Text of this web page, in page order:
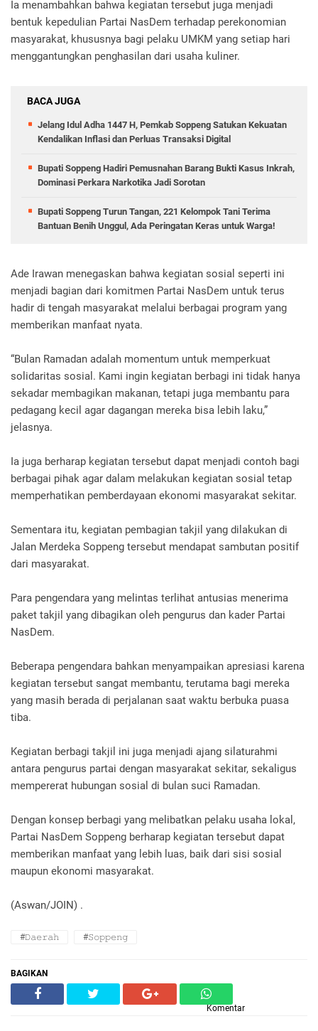
Ia menambahkan bahwa kegiatan tersebut juga menjadi
bentuk kepedulian Partai NasDem terhadap perekonomian
masyarakat, khususnya bagi pelaku UMKM yang setiap hari
menggantungkan penghasilan dari usaha kuliner.
BACA JUGA
Jelang Idul Adha 1447 H, Pemkab Soppeng Satukan Kekuatan
Kendalikan Inflasi dan Perluas Transaksi Digital
Bupati Soppeng Hadiri Pemusnahan Barang Bukti Kasus Inkrah,
Dominasi Perkara Narkotika Jadi Sorotan
Bupati Soppeng Turun Tangan, 221 Kelompok Tani Terima
Bantuan Benih Unggul, Ada Peringatan Keras untuk Warga!
Ade Irawan menegaskan bahwa kegiatan sosial seperti ini
menjadi bagian dari komitmen Partai NasDem untuk terus
hadir di tengah masyarakat melalui berbagai program yang
memberikan manfaat nyata.
“Bulan Ramadan adalah momentum untuk memperkuat
solidaritas sosial. Kami ingin kegiatan berbagi ini tidak hanya
sekadar membagikan makanan, tetapi juga membantu para
pedagang kecil agar dagangan mereka bisa lebih laku,”
jelasnya.
Ia juga berharap kegiatan tersebut dapat menjadi contoh bagi
berbagai pihak agar dalam melakukan kegiatan sosial tetap
memperhatikan pemberdayaan ekonomi masyarakat sekitar.
Sementara itu, kegiatan pembagian takjil yang dilakukan di
Jalan Merdeka Soppeng tersebut mendapat sambutan positif
dari masyarakat.
Para pengendara yang melintas terlihat antusias menerima
paket takjil yang dibagikan oleh pengurus dan kader Partai
NasDem.
Beberapa pengendara bahkan menyampaikan apresiasi karena
kegiatan tersebut sangat membantu, terutama bagi mereka
yang masih berada di perjalanan saat waktu berbuka puasa
tiba.
Kegiatan berbagi takjil ini juga menjadi ajang silaturahmi
antara pengurus partai dengan masyarakat sekitar, sekaligus
mempererat hubungan sosial di bulan suci Ramadan.
Dengan konsep berbagi yang melibatkan pelaku usaha lokal,
Partai NasDem Soppeng berharap kegiatan tersebut dapat
memberikan manfaat yang lebih luas, baik dari sisi sosial
maupun ekonomi masyarakat.
(Aswan/JOIN) .
#𝙳𝚊𝚎𝚛𝚊𝚑 #𝚂𝚘𝚙𝚙𝚎𝚗𝚐
BAGIKAN
Komentar